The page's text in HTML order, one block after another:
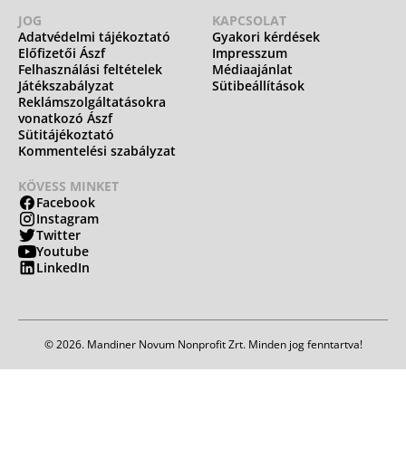
JOG
Adatvédelmi tájékoztató
Előfizetői Ászf
Felhasználási feltételek
Játékszabályzat
Reklámszolgáltatásokra
vonatkozó Ászf
Sütitájékoztató
Kommentelési szabályzat
KAPCSOLAT
Gyakori kérdések
Impresszum
Médiaajánlat
Sütibeállítások
KÖVESS MINKET
Facebook
Instagram
Twitter
Youtube
LinkedIn
© 2026. Mandiner Novum Nonprofit Zrt. Minden jog fenntartva!